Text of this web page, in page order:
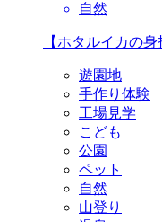
自然
【ホタルイカの
遊園地
手作り体験
工場見学
こども
公園
ペット
自然
山登り